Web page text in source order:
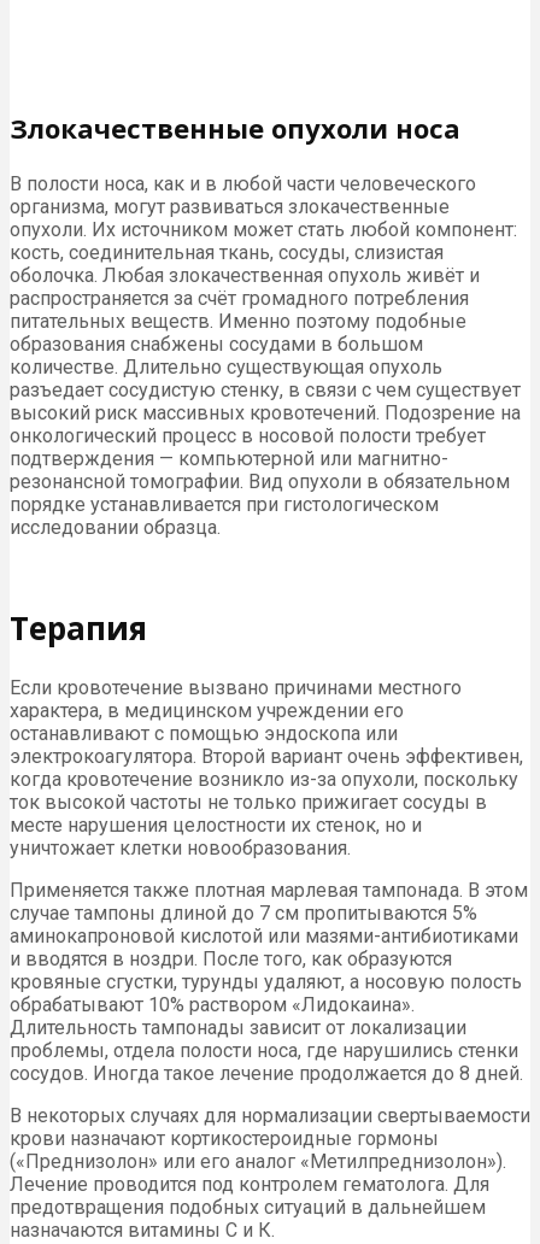
Злокачественные опухоли носа
В полости носа, как и в любой части человеческого
организма, могут развиваться злокачественные
опухоли. Их источником может стать любой компонент:
кость, соединительная ткань, сосуды, слизистая
оболочка. Любая злокачественная опухоль живёт и
распространяется за счёт громадного потребления
питательных веществ. Именно поэтому подобные
образования снабжены сосудами в большом
количестве. Длительно существующая опухоль
разъедает сосудистую стенку, в связи с чем существует
высокий риск массивных кровотечений. Подозрение на
онкологический процесс в носовой полости требует
подтверждения — компьютерной или магнитно-
резонансной томографии. Вид опухоли в обязательном
порядке устанавливается при гистологическом
исследовании образца.
Терапия
Если кровотечение вызвано причинами местного
характера, в медицинском учреждении его
останавливают с помощью эндоскопа или
электрокоагулятора. Второй вариант очень эффективен,
когда кровотечение возникло из-за опухоли, поскольку
ток высокой частоты не только прижигает сосуды в
месте нарушения целостности их стенок, но и
уничтожает клетки новообразования.
Применяется также плотная марлевая тампонада. В этом
случае тампоны длиной до 7 см пропитываются 5%
аминокапроновой кислотой или мазями-антибиотиками
и вводятся в ноздри. После того, как образуются
кровяные сгустки, турунды удаляют, а носовую полость
обрабатывают 10% раствором «Лидокаина».
Длительность тампонады зависит от локализации
проблемы, отдела полости носа, где нарушились стенки
сосудов. Иногда такое лечение продолжается до 8 дней.
В некоторых случаях для нормализации свертываемости
крови назначают кортикостероидные гормоны
(«Преднизолон» или его аналог «Метилпреднизолон»).
Лечение проводится под контролем гематолога. Для
предотвращения подобных ситуаций в дальнейшем
назначаются витамины С и К.